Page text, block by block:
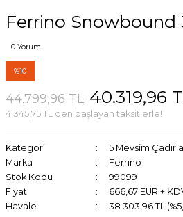
Ferrino Snowbound
0 Yorum
%10
44.799,96 TL 40.319,96
4.345,75 TL den başlayan taksitlerle!
Kategori
5 Mevsim
Marka
Ferrino
Stok Kodu
99099
Fiyat
666,67 EUR +
Havale
38.303,96 TL